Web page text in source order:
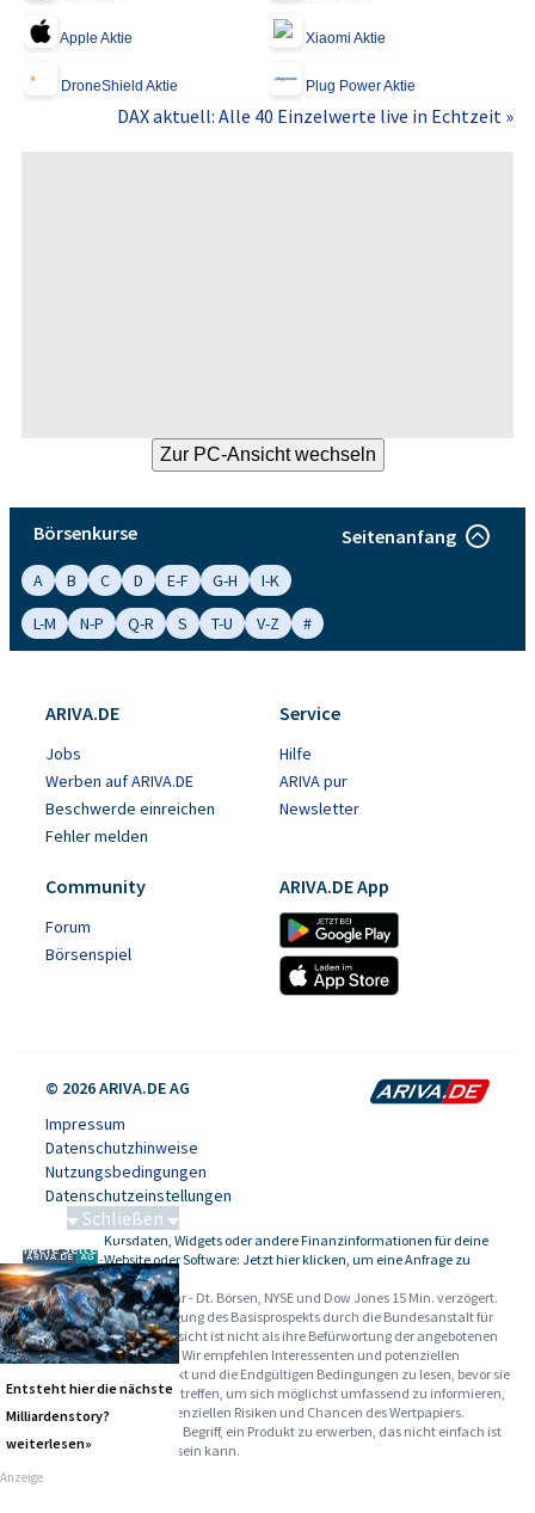
Apple Aktie Xiaomi Aktie
DroneShield Aktie Plug Power Aktie
DAX aktuell: Alle 40 Einzelwerte live in Echtzeit »
Börsenkurse Seitenanfang
A B C D E-F G-H
I-K
L-M
N-P Q-R S T-U V-Z #
ARIVA.DE
Jobs
Werben auf ARIVA.DE
Beschwerde einreichen
Fehler melden
Service
Hilfe
ARIVA pur
Newsletter
Community
Forum
Börsenspiel
ARIVA.DE App
© 2026 ARIVA.DE AG
Impressum
Datenschutzhinweise
Nutzungsbedingungen
Datenschutzeinstellungen
-
Kursdaten, Widgets oder andere Finanzinformationen für deine
Website oder Software: Jetzt hier klicken, um eine Anfrage zu
stellen.
Alle Angaben ohne Gewähr - Dt. Börsen, NYSE und Dow Jones 15 Min. verzögert.
Werbehinweise:Die Billigung des Basisprospekts durch die Bundesanstalt für
Finanzdienstleistungsaufsicht ist nicht als ihre Befürwortung der angebotenen
Wertpapiere zu verstehen. Wir empfehlen Interessenten und potenziellen
Anlegern den Basisprospekt und die Endgültigen Bedingungen zu lesen, bevor sie
eine Anlageentscheidung treffen, um sich möglichst umfassend zu informieren,
insbesondere über die potenziellen Risiken und Chancen des Wertpapiers.
Warnhinweise: Sie sind im Begriff, ein Produkt zu erwerben, das nicht einfach ist
und schwer zu verstehen sein kann.
Schließen
Schwere Seltene Erden
Entsteht hier die nächste
Milliardenstory?
weiterlesen»
Anzeige